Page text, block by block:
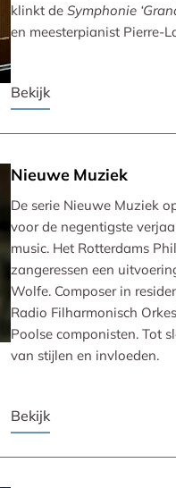
klinkt de Symphonie
en meesterpianist Pierre-
Bekijk
Nieuwe Muziek
De serie Nieuwe Muziek
voor de negentigste
music. Het Rotterdams
zangeressen een
Wolfe. Composer in
Radio Filharmonisch
Poolse componisten. Tot
van stijlen en invloeden.
Bekijk